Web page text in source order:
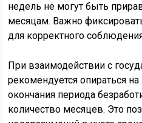
недель не могут быть
месяцам. Важно
для корректного
При взаимодействии с
рекомендуется опираться
окончания периода
количество месяцев. Это